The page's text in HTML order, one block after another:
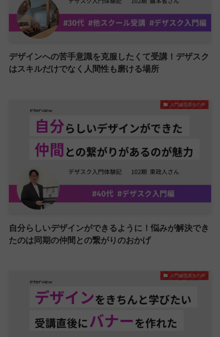
デザインへの苦手意識を克服したくて受講！デザスク
はスキルだけでなく人間性も磨ける場所
入門編受講生の声
自分らしいデザインができるように！悩みが解決でき
たのは同期の仲間との繋がりのおかげ
入門編受講生の声